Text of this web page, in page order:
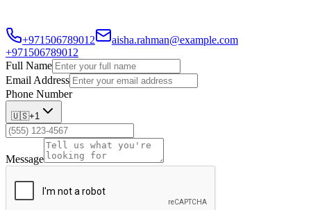
+971506789012
aisha.rahman@example.com
+971506789012
Full Name
Email Address
Phone Number
🇺🇸+1
Message